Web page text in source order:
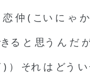
仲 ( こい に ゃ
る と 思う ん だ
) ） それ は どう